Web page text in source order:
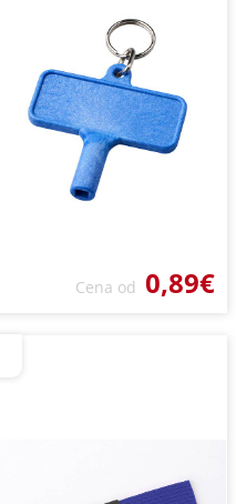
Cena od 0,89€